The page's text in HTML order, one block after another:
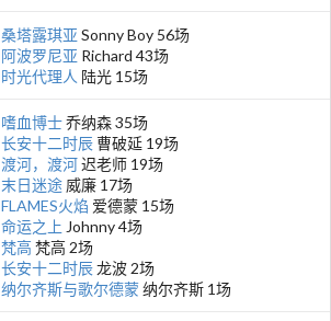
桑塔露琪亚 Sonny Boy 56场
阿波罗尼亚 Richard 43场
时光代理人 陆光 15场
嗜血博士乔纳森 35场
长安十二时辰 曹破延 19场
渡河，渡河迟老师 19场
末日迷途 威廉 17场
FLAMES火焰 爱德蒙 15场
命运之上 Johnny 4场
梵高 梵高 2场
长安十二时辰龙波 2场
纳尔齐斯与歌尔德蒙纳尔齐斯 1场